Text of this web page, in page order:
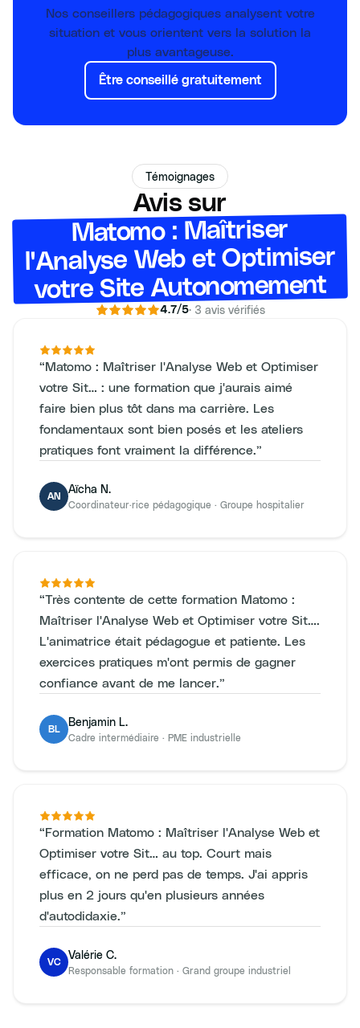
Nos conseillers pédagogiques analysent votre
situation et vous orientent vers la solution la
plus avantageuse.
Être conseillé gratuitement
Témoignages
Avis sur
Matomo : Maîtriser
l'Analyse Web et Optimiser
votre Site Autonomement
4.7/5· 3 avis vérifiés
“Matomo : Maîtriser l'Analyse Web et Optimiser
votre Sit… : une formation que j'aurais aimé
faire bien plus tôt dans ma carrière. Les
fondamentaux sont bien posés et les ateliers
pratiques font vraiment la différence.”
AN
Aïcha N.
Coordinateur·rice pédagogique · Groupe hospitalier
“Très contente de cette formation Matomo :
Maîtriser l'Analyse Web et Optimiser votre Sit….
L'animatrice était pédagogue et patiente. Les
exercices pratiques m'ont permis de gagner
confiance avant de me lancer.”
BL
Benjamin L.
Cadre intermédiaire · PME industrielle
“Formation Matomo : Maîtriser l'Analyse Web et
Optimiser votre Sit… au top. Court mais
efficace, on ne perd pas de temps. J'ai appris
plus en 2 jours qu'en plusieurs années
d'autodidaxie.”
VC
Valérie C.
Responsable formation · Grand groupe industriel